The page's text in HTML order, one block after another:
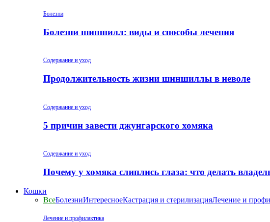
Болезни
Болезни шиншилл: виды и способы лечения
Содержание и уход
Продолжительность жизни шиншиллы в неволе
Содержание и уход
5 причин завести джунгарского хомяка
Содержание и уход
Почему у хомяка слиплись глаза: что делать
Кошки
ВсеБолезниИнтересноеКастрация и стерилизацияЛечение и
Лечение и профилактика